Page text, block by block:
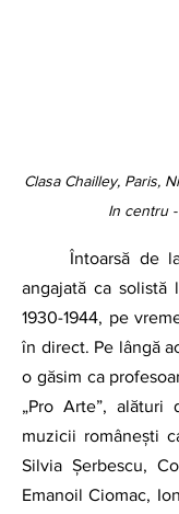
Clasa Chailley, Paris,
In centru
	Întoarsă de la Paris, Nina va fi
angajată ca solistă
1930-1944, pe
în direct. Pe lângă
o găsim ca
„Pro Arte”, alături
muzicii românești
Silvia Șerbescu,
Emanoil Ciomac,